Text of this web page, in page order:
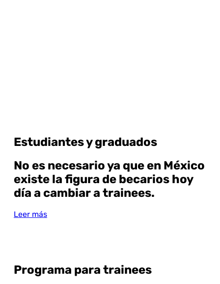
Estudiantes y graduados
No es necesario ya que en México
existe la figura de becarios hoy
día a cambiar a trainees.
Leer más
Programa para trainees